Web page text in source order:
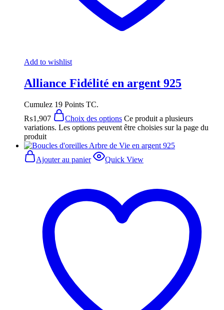
Add to wishlist
Alliance Fidélité en argent 925
Cumulez 19 Points TC.
₨1,907 Choix des options Ce produit a plusieurs
variations. Les options peuvent être choisies sur la page du
produit
Ajouter au panier Quick View